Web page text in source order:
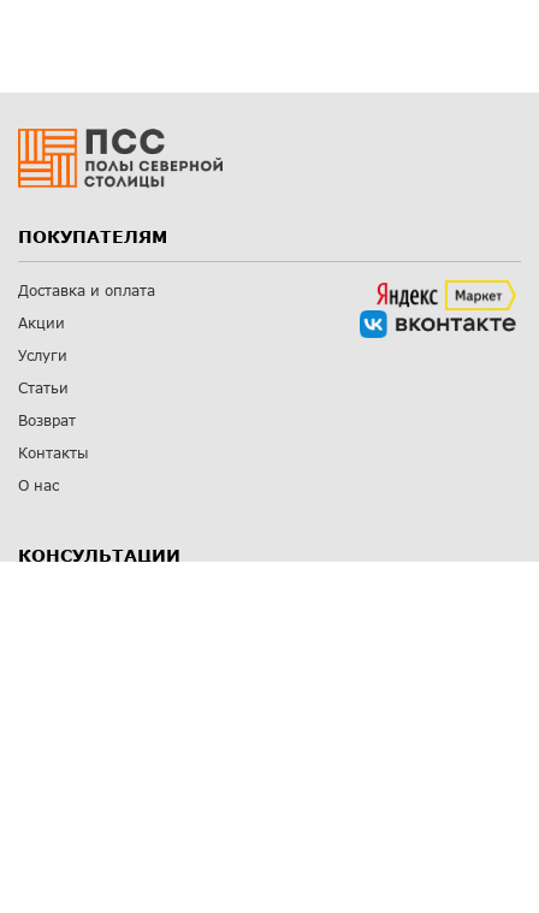
ПОКУПАТЕЛЯМ
Доставка и оплата
Акции
Услуги
Статьи
Возврат
Контакты
О нас
КОНСУЛЬТАЦИИ